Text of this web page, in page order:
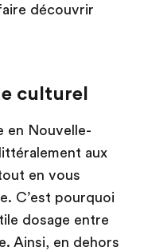
découvrir
culturel
en Nouvelle-
aux
en vous
C’est pourquoi
dosage entre
Ainsi, en dehors